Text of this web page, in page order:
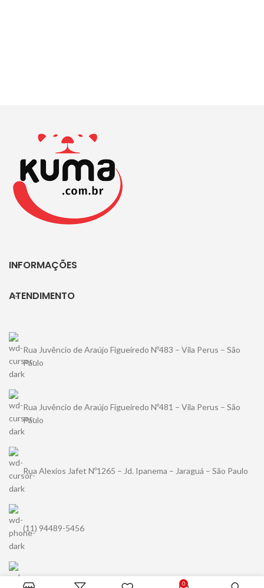
INFORMAÇÕES
ATENDIMENTO
Rua Juvêncio de Araújo Figueiredo Nº483 – Vila Perus – São
Paulo
Rua Juvêncio de Araújo Figueiredo Nº481 – Vila Perus – São
Paulo
Rua Alexios Jafet Nº1265 – Jd. Ipanema – Jaraguá – São Paulo
(11) 94489-5456
contato@kuma.com.br 0